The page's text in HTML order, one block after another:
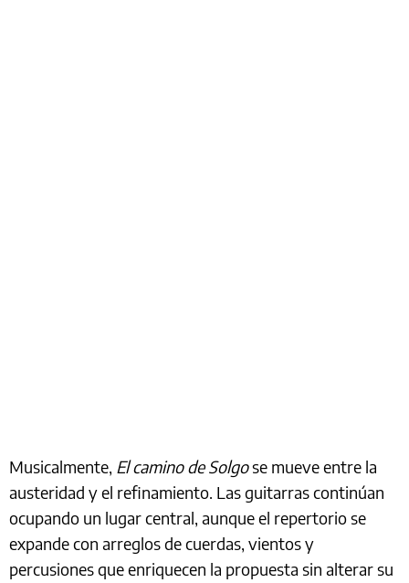
Musicalmente, El camino de Solgose mueve entre la
austeridad y el refinamiento. Las guitarras continúan
ocupando un lugar central, aunque el repertorio se
expande con arreglos de cuerdas, vientos y
percusiones que enriquecen la propuesta sin alterar su